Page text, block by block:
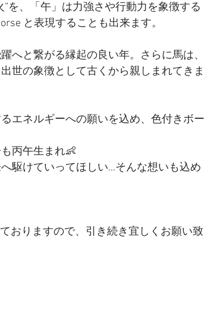
を、「午」は力強さや行動力を象徴する
と表現することも出来ます。
へと繋がる縁起の良い年。さらに馬は、
世の象徴として古くから親しまれてきま
エネルギーへの願いを込め、色付きボー
丙午生まれ👶
駆けていってほしい…そんな想いも込め
おりますので、引き続き宜しくお願い致